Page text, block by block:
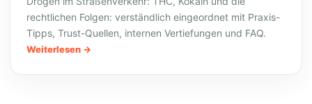
rechtlichen Folgen: verständlich eingeordnet mit Praxis-
Tipps, Trust-Quellen, internen Vertiefungen und FAQ.
Weiterlesen